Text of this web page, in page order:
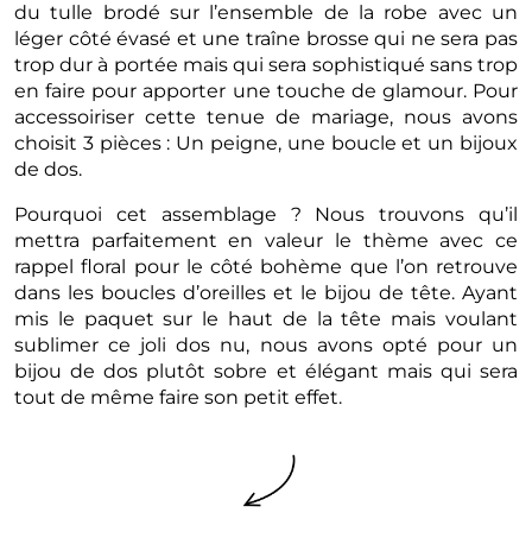
du tulle brodé sur l’ensemble de la robe avec un
léger côté évasé et une traîne brosse qui ne sera pas
trop dur à portée mais qui sera sophistiqué sans trop
en faire pour apporter une touche de glamour. Pour
accessoiriser cette tenue de mariage, nous avons
choisit 3 pièces : Un peigne, une boucle et un bijoux
de dos.
Pourquoi cet assemblage ? Nous trouvons qu’il
mettra parfaitement en valeur le thème avec ce
rappel floral pour le côté bohème que l’on retrouve
dans les boucles d’oreilles et le bijou de tête. Ayant
mis le paquet sur le haut de la tête mais voulant
sublimer ce joli dos nu, nous avons opté pour un
bijou de dos plutôt sobre et élégant mais qui sera
tout de même faire son petit effet.